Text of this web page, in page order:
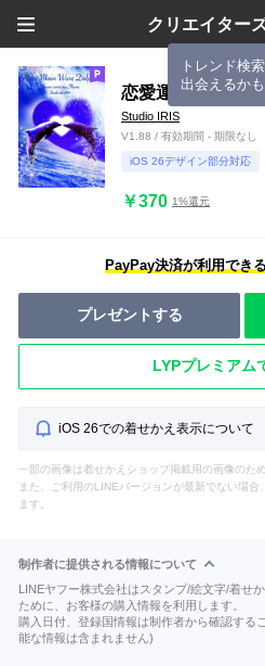
クリエイター
トレンド検
出会えるかも
恋愛運 ♥Heart
Studio IRIS
V1.88 / 有効期間 - 期限なし
iOS 26デザイン部分対応
￥370 1%還元
PayPay決済が利用でき
プレゼントする
LYPプレミアム
iOS 26での着せかえ表示について
一部の画像は着せかえショップ掲載用の画像のた
また、ご利用のLINEバージョンが最新でない場
ます。
制作者に提供される情報について
LINEヤフー株式会社はスタンプ/絵文字/着せ
ために、お客様の購入情報を利用します。
購入日付、登録国情報は制作者から確認する
能な情報は含まれません)